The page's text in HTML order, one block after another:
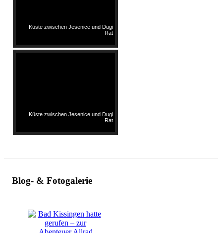
Küste zwischen Jesenice und Dugi
Rat
Küste zwischen Jesenice und Dugi
Rat
Blog- & Fotogalerie